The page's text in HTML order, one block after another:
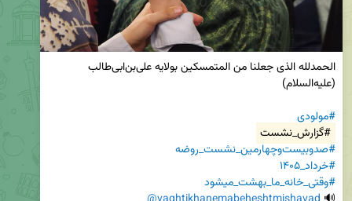
#مولودی
#گزارش_نشست
#صدوبیست‌وچهارمین_نشست_روضه
#خرداد_۱۴۰۵
#وقتی_خانه_ما_بهشت_میشود